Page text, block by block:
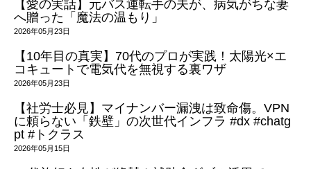
【愛の実話】元バス運転手の夫が、病気がちな妻
へ贈った「魔法の温もり」
2026年05月23日
【10年目の真実】70代のプロが実践！太陽光×エ
コキュートで電気代を無視する裏ワザ
2026年05月23日
【社労士必見】マイナンバー漏洩は致命傷。VPN
に頼らない「鉄壁」の次世代インフラ #dx #chatg
pt #トクラス
2026年05月15日